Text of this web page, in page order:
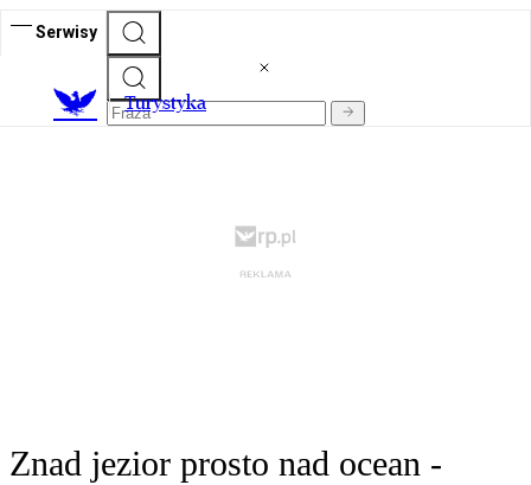
Serwisy
Turystyka
Znad jezior prosto nad ocean -